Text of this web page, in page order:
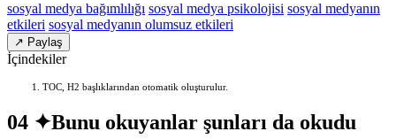
sosyal medya bağımlılığı sosyal medya psikolojisi sosyal medyanın
etkileri sosyal medyanın olumsuz etkileri
↗ Paylaş
İçindekiler
TOC, H2 başlıklarından otomatik oluşturulur.
04 ✦Bunu okuyanlar şunları da okudu